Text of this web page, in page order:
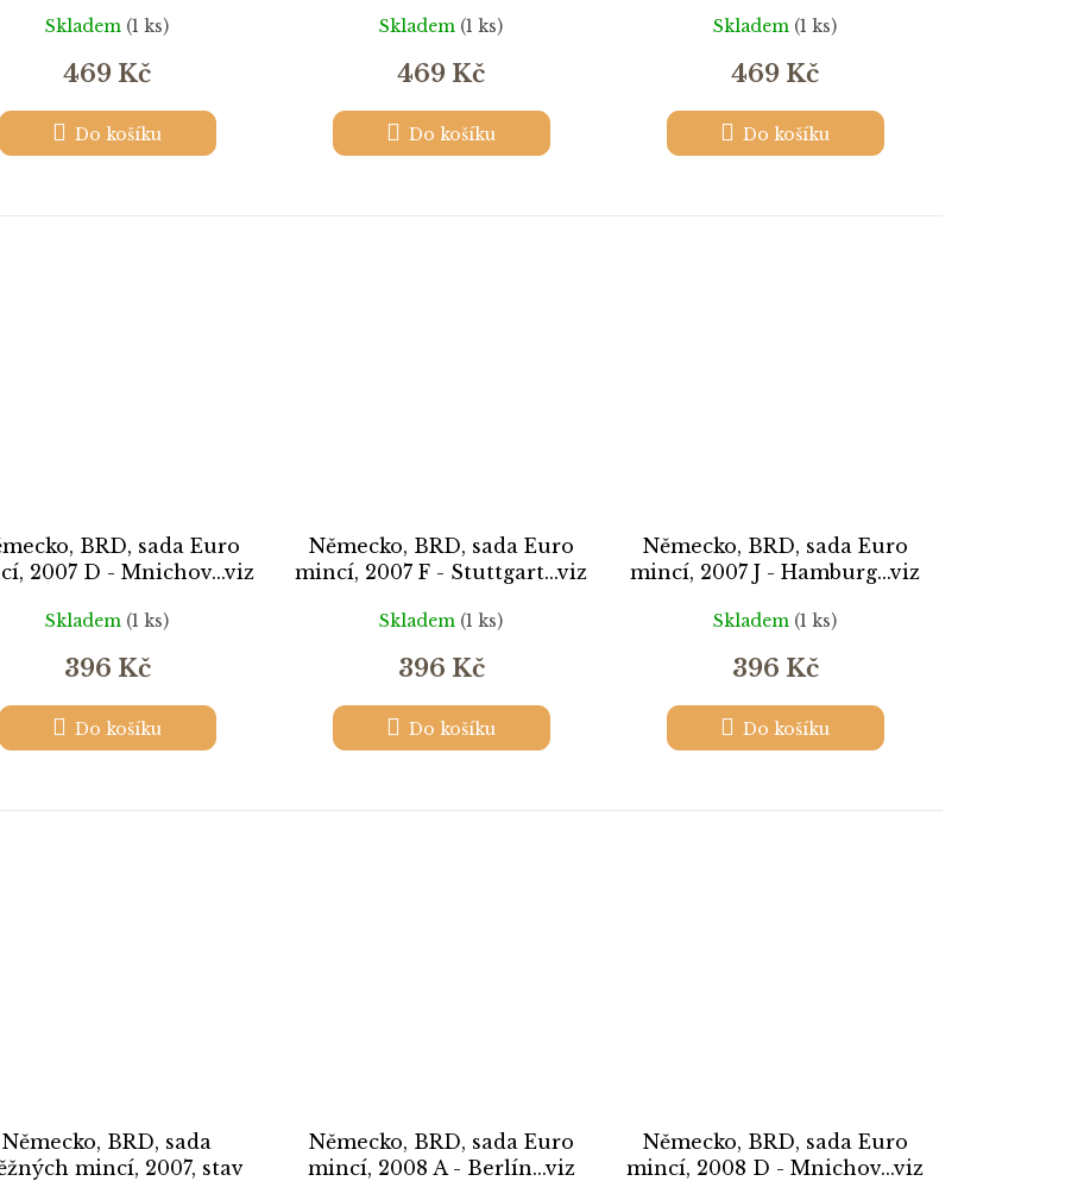
Skladem (1 ks)
469 Kč
Do košíku
Skladem (1 ks)
469 Kč
Do košíku
Skladem (1 ks)
469 Kč
Do košíku
BRD, sada Euro
2007 D - Mnichov...viz
Skladem (1 ks)
396 Kč
Do košíku
Německo, BRD, sada Euro
mincí, 2007 F - Stuttgart...viz
Skladem (1 ks)
396 Kč
Do košíku
Německo, BRD, sada Euro
mincí, 2007 J - Hamburg...viz
Skladem (1 ks)
396 Kč
Do košíku
Německo, BRD, sada
mincí, 2007, stav
Německo, BRD, sada Euro
mincí, 2008 A - Berlín...viz
Německo, BRD, sada Euro
mincí, 2008 D - Mnichov...viz